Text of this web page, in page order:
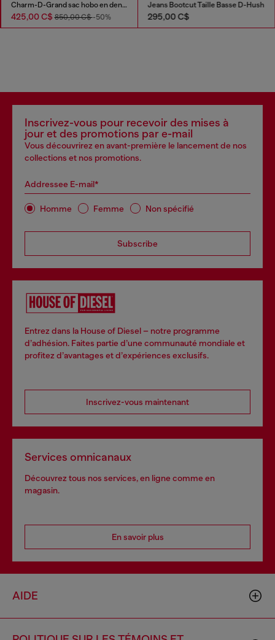
Charm-D-Grand sac hobo en denim matelassé motif Argyle
425,00 C$ 850,00 C$-50%
Jeans Bootcut Taille Basse D-Hush
295,00 C$
Inscrivez-vous pour recevoir des mises à
jour et des promotions par e-mail
Vous découvrirez en avant-première le lancement de nos
collections et nos promotions.
Addressee E-mail*
Homme Femme Non spécifié
Subscribe
Entrez dans la House of Diesel – notre programme
d’adhésion. Faites partie d’une communauté mondiale et
profitez d’avantages et d’expériences exclusifs.
Inscrivez-vous maintenant
Services omnicanaux
Découvrez tous nos services, en ligne comme en
magasin.
En savoir plus
AIDE